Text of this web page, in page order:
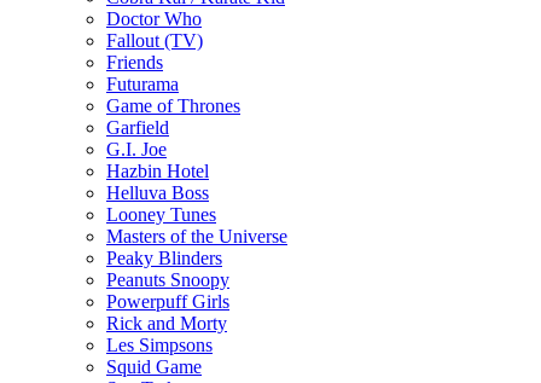
Doctor Who
Fallout (TV)
Friends
Futurama
Game of Thrones
Garfield
G.I. Joe
Hazbin Hotel
Helluva Boss
Looney Tunes
Masters of the Universe
Peaky Blinders
Peanuts Snoopy
Powerpuff Girls
Rick and Morty
Les Simpsons
Squid Game